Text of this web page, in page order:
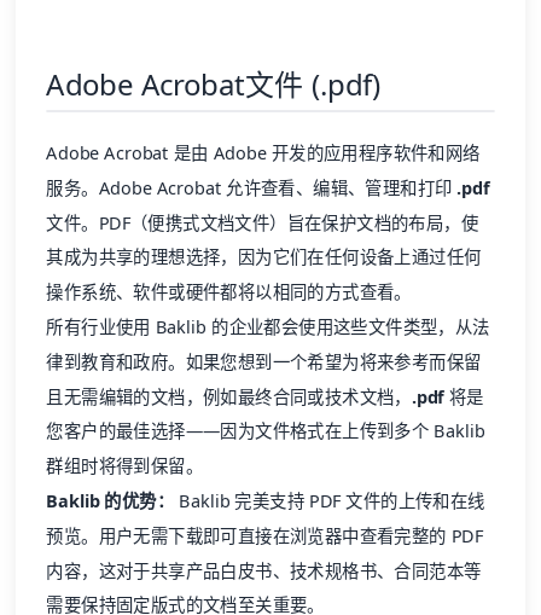
Adobe Acrobat文件 (.pdf)
Adobe Acrobat 是由 Adobe 开发的应用程序软件和网络
服务。Adobe Acrobat 允许查看、编辑、管理和打印 .pdf
文件。PDF（便携式文档文件）旨在保护文档的布局，使
其成为共享的理想选择，因为它们在任何设备上通过任何
操作系统、软件或硬件都将以相同的方式查看。
所有行业使用 Baklib 的企业都会使用这些文件类型，从法
律到教育和政府。如果您想到一个希望为将来参考而保留
且无需编辑的文档，例如最终合同或技术文档， .pdf 将是
您客户的最佳选择——因为文件格式在上传到多个 Baklib
群组时将得到保留。
Baklib 的优势：
Baklib 完美支持 PDF 文件的上传和在线
预览。用户无需下载即可直接在浏览器中查看完整的 PDF
内容，这对于共享产品白皮书、技术规格书、合同范本等
需要保持固定版式的文档至关重要。